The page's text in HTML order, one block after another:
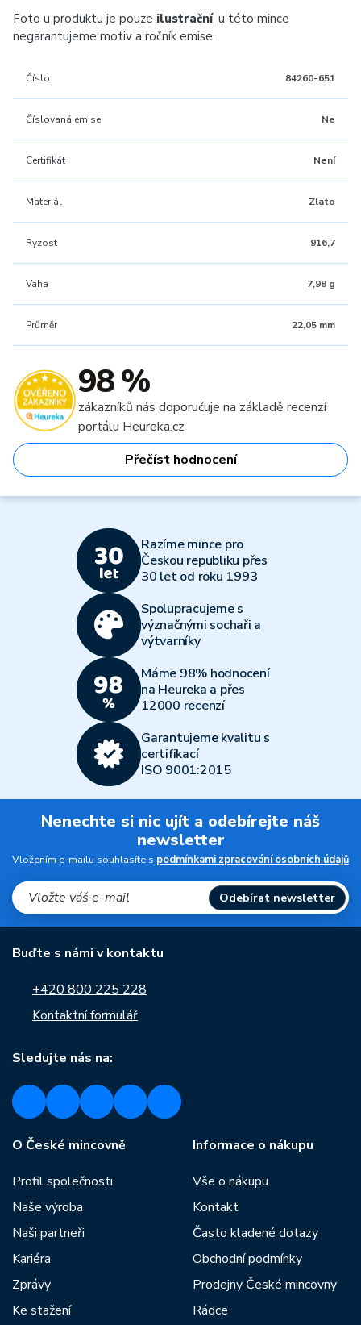
Foto u produktu je pouze ilustrační, u této mince
negarantujeme motiv a ročník emise.
Číslo 84260-651
Číslovaná emise Ne
Certifikát Není
Materiál Zlato
Ryzost 916,7
Váha 7,98 g
Průměr 22,05 mm
98 %
zákazníků nás doporučuje na základě recenzí
portálu Heureka.cz
Přečíst hodnocení
Razíme mince pro
Českou republiku přes
30 let od roku 1993
Spolupracujeme s
význačnými sochaři a
výtvarníky
Máme 98% hodnocení
na Heureka a přes
12000 recenzí
Garantujeme kvalitu s
certifikací
ISO 9001:2015
Nenechte si nic ujít a odebírejte náš
newsletter
Vložením e-mailu souhlasíte s podmínkami zpracování osobních údajů
Odebírat newsletter
Buďte s námi v kontaktu
+420 800 225 228
Kontaktní formulář
Sledujte nás na:
O České mincovně
Profil společnosti
Naše výroba
Naši partneři
Kariéra
Zprávy
Ke stažení
Informace o nákupu
Vše o nákupu
Kontakt
Často kladené dotazy
Obchodní podmínky
Prodejny České mincovny
Rádce